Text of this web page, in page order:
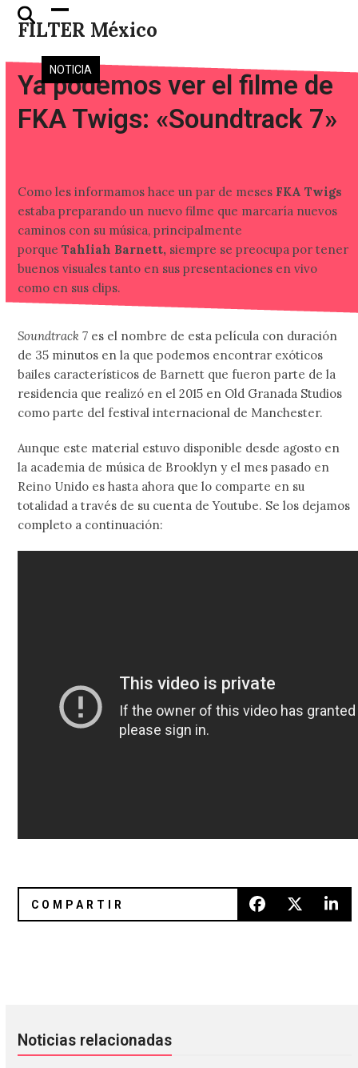
Skip
FILTER México
Open
mobile
menu
Close
mobile
menu
NOTICIA
Ya podemos ver el filme de
FKA Twigs: «Soundtrack 7»
Como les informamos hace un par de meses FKA Twigs
estaba preparando un nuevo filme que marcaría nuevos
caminos con su música, principalmente
porqueTahliah Barnett, siempre se preocupa por tener
buenos visuales tanto en sus presentaciones en vivo
como en sus clips.
Soundtrack 7 es el nombre de esta película con duración
de 35 minutos en la que podemos encontrar exóticos
bailes característicos de Barnett que fueron parte de la
residencia que realizó en el 2015 en Old Granada Studios
como parte del festival internacional de Manchester.
Aunque este material estuvo disponible desde agosto en
la academia de música de Brooklyn y el mes pasado en
Reino Unido es hasta ahora que lo comparte en su
totalidad a través de su cuenta de Youtube. Se los dejamos
completo a continuación:
Noticias relacionadas